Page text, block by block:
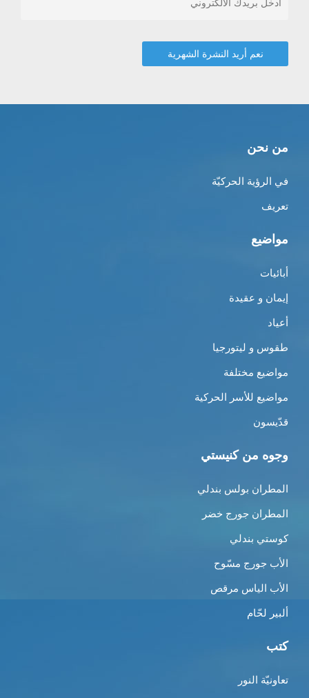
من نحن
في الرؤية الحركيّة
تعريف
مواضيع
أبائيات
إيمان و عقيدة
أعياد
طقوس و ليتورجيا
مواضيع مختلفة
مواضيع للأسر الحركية
قدّيسون
وجوه من كنيستي
المطران بولس بندلي
المطران جورج خضر
كوستي بندلي
الأب جورج مسّوح
الأب الياس مرقص
ألبير لحّام
كتب
تعاونيّة النور